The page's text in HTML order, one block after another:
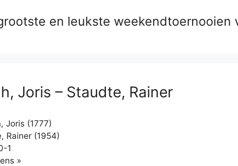
en leukste weekendtoernooien
Joris – Staudte, Rainer
Joris (1777)
Rainer (1954)
1
»